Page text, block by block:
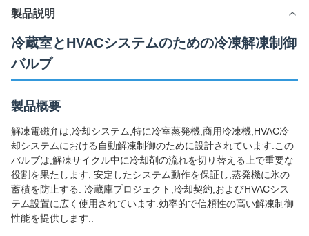
製品説明
冷蔵室とHVACシステムのための冷凍解凍制御
バルブ
製品概要
解凍電磁弁は,冷却システム,特に冷室蒸発機,商用冷凍機,HVAC冷
却システムにおける自動解凍制御のために設計されています.この
バルブは,解凍サイクル中に冷却剤の流れを切り替える上で重要な
役割を果たします, 安定したシステム動作を保証し,蒸発機に氷の
蓄積を防止する. 冷蔵庫プロジェクト,冷却契約,およびHVACシス
テム設置に広く使用されています.効率的で信頼性の高い解凍制御
性能を提供します..